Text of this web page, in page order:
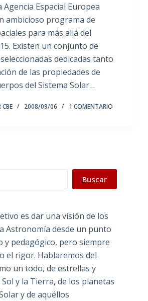
Agencia Espacial Europea
ambicioso programa de
para más allá del
Existen un conjunto de
dedicadas tanto
de las propiedades de
del Sistema Solar…
2008/09/06 1 COMENTARIO
Buscar
es dar una visión de los
Astronomía desde un punto
y pedagógico, pero siempre
el rigor. Hablaremos del
un todo, de estrellas y
Sol y la Tierra, de los planetas
y de aquéllos